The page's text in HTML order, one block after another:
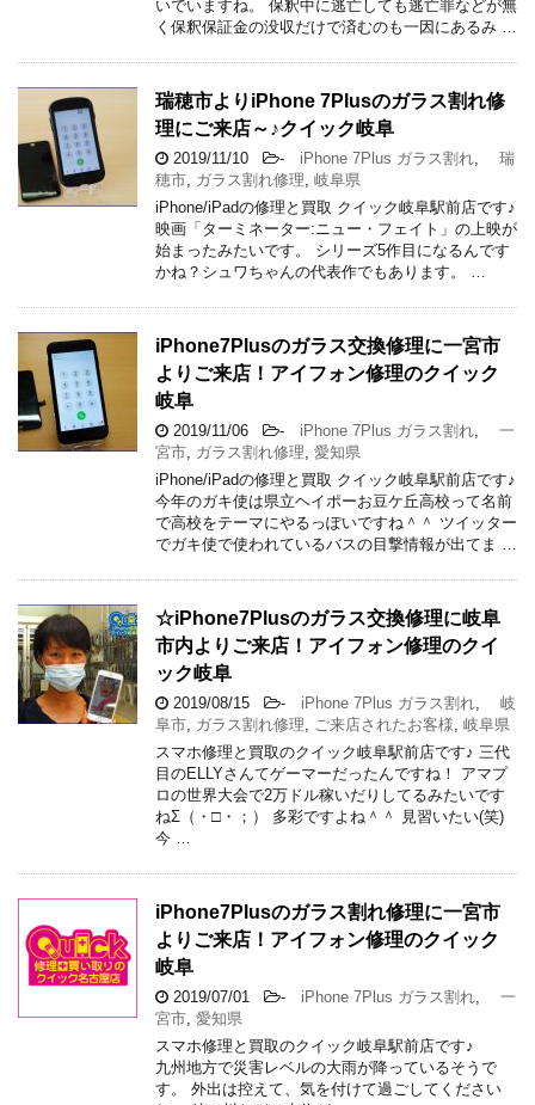
いでいますね。 保釈中に逃亡しても逃亡罪などが無
く保釈保証金の没収だけで済むのも一因にあるみ …
瑞穂市よりiPhone 7Plusのガラス割れ修
理にご来店～♪クイック岐阜
2019/11/10 - iPhone 7Plus ガラス割れ,
瑞
穂市, ガラス割れ修理, 岐阜県
iPhone/iPadの修理と買取 クイック岐阜駅前店です♪
映画「ターミネーター:ニュー・フェイト」の上映が
始まったみたいです。 シリーズ5作目になるんです
かね？シュワちゃんの代表作でもあります。 …
iPhone7Plusのガラス交換修理に一宮市
よりご来店！アイフォン修理のクイック
岐阜
2019/11/06 - iPhone 7Plus ガラス割れ,
一
宮市, ガラス割れ修理, 愛知県
iPhone/iPadの修理と買取 クイック岐阜駅前店です♪
今年のガキ使は県立ヘイポーお豆ケ丘高校って名前
で高校をテーマにやるっぽいですね＾＾ ツイッター
でガキ使で使われているバスの目撃情報が出てま …
☆iPhone7Plusのガラス交換修理に岐阜
市内よりご来店！アイフォン修理のクイ
ック岐阜
2019/08/15 - iPhone 7Plus ガラス割れ,
岐
阜市, ガラス割れ修理, ご来店されたお客様, 岐阜県
スマホ修理と買取のクイック岐阜駅前店です♪ 三代
目のELLYさんてゲーマーだったんですね！ アマプ
ロの世界大会で2万ドル稼いだりしてるみたいです
ねΣ（・□・；） 多彩ですよね＾＾ 見習いたい(笑)
今 …
iPhone7Plusのガラス割れ修理に一宮市
よりご来店！アイフォン修理のクイック
岐阜
2019/07/01 - iPhone 7Plus ガラス割れ,
一
宮市, 愛知県
スマホ修理と買取のクイック岐阜駅前店です♪
九州地方で災害レベルの大雨が降っているそうで
す。 外出は控えて、気を付けて過ごしてください